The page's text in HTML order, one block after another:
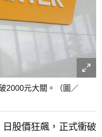
2000元大關。（圖／
股價狂飆，正式衝破